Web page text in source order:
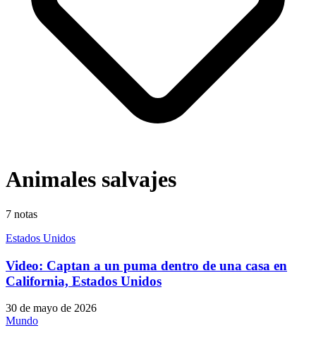
Animales salvajes
7 notas
Estados Unidos
Video: Captan a un puma dentro de una casa en
California, Estados Unidos
30 de mayo de 2026
Mundo